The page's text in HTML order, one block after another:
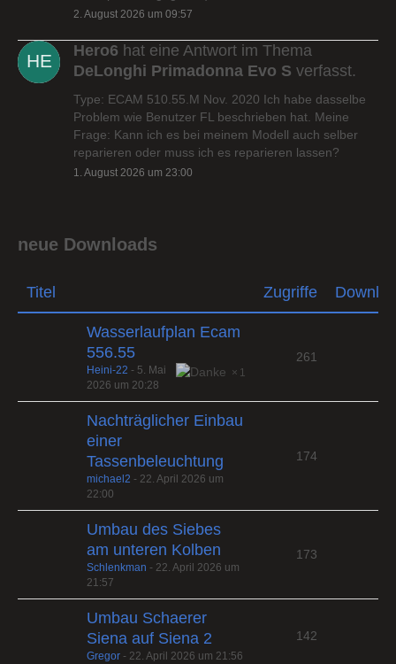
2. August 2026 um 09:57
Hero6 hat eine Antwort im Thema
DeLonghi Primadonna Evo S verfasst.
Type: ECAM 510.55.M Nov. 2020 Ich habe dasselbe
Problem wie Benutzer FL beschrieben hat. Meine
Frage: Kann ich es bei meinem Modell auch selber
reparieren oder muss ich es reparieren lassen?
1. August 2026 um 23:00
neue Downloads
Titel Zugriffe
Wasserlaufplan Ecam
556.55
1
Heini-22 - 5. Mai
2026 um 20:28
261
Nachträglicher Einbau
einer
Tassenbeleuchtung
michael2 - 22. April 2026 um
22:00
174
Umbau des Siebes
am unteren Kolben
Schlenkman - 22. April 2026 um
21:57
173
Umbau Schaerer
Siena auf Siena 2
Gregor - 22. April 2026 um 21:56
142